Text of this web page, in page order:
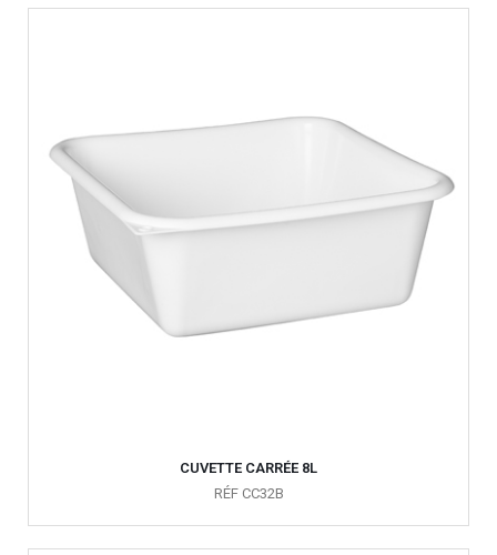
CUVETTE CARRÉE 8L
RÉF CC32B